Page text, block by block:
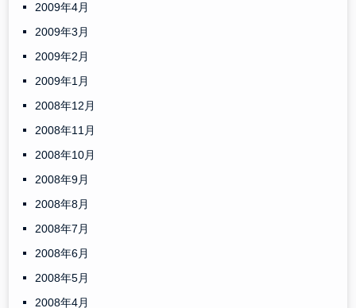
2009年4月
2009年3月
2009年2月
2009年1月
2008年12月
2008年11月
2008年10月
2008年9月
2008年8月
2008年7月
2008年6月
2008年5月
2008年4月